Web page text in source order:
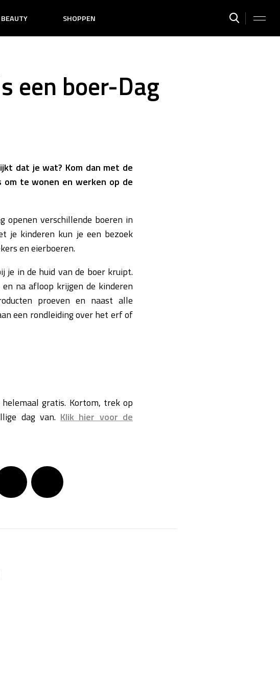
BEAUTY SHOPPEN
een boer-Dag
dat je wat? Kom dan met de
te wonen en werken op de
openen verschillende boeren in
je kinderen kun je een bezoek
en eierboeren.
je in de huid van de boer kruipt.
na afloop krijgen de kinderen
proeven en naast alle
een rondleiding over het erf of
gratis. Kortom, trek op
dag van. Klik hier voor de